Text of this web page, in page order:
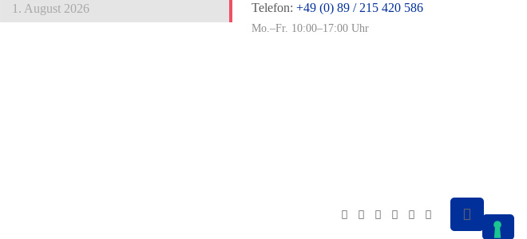
1. August 2026
Telefon: +49 (0) 89 / 215 420 586
Mo.–Fr. 10:00–17:00 Uhr